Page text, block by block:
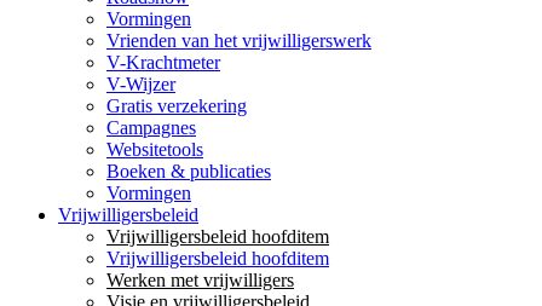
Vormingen
Vrienden van het vrijwilligerswerk
V-Krachtmeter
V-Wijzer
Gratis verzekering
Campagnes
Websitetools
Boeken & publicaties
Vormingen
Vrijwilligersbeleid
Vrijwilligersbeleid hoofditem
Vrijwilligersbeleid hoofditem
Werken met vrijwilligers
Visie en vrijwilligersbeleid